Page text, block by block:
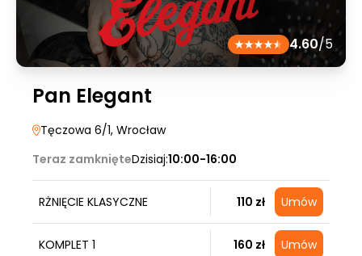
4.60/5
Pan Elegant
Tęczowa 6/1, Wrocław
Teraz zamknięteDzisiaj:10:00-16:00
RŻNIĘCIE KLASYCZNE 110 zł Umów
KOMPLET 1 160 zł Umów